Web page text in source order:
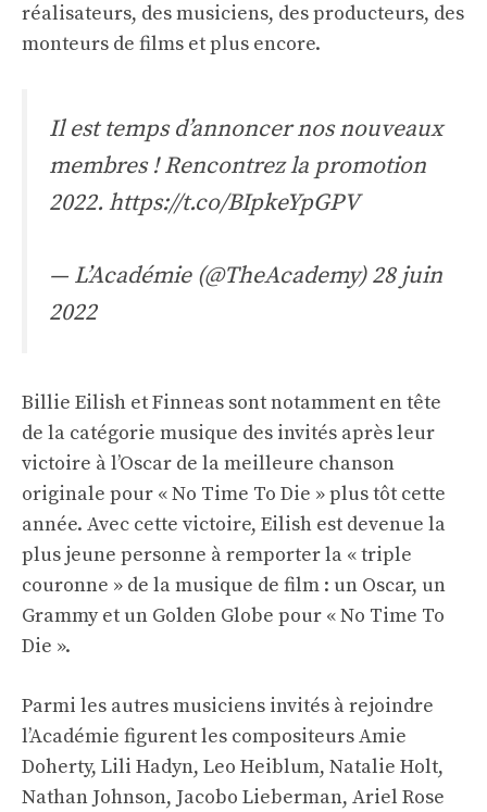
réalisateurs, des musiciens, des producteurs, des
monteurs de films et plus encore.
Il est temps d’annoncer nos nouveaux
membres ! Rencontrez la promotion
2022. https://t.co/BIpkeYpGPV
— L’Académie (@TheAcademy)28 juin
2022
Billie Eilish et Finneas sont notamment en tête
de la catégorie musique des invités après leur
victoire à l’Oscar de la meilleure chanson
originale pour « No Time To Die » plus tôt cette
année. Avec cette victoire, Eilish est devenue la
plus jeune personne à remporter la « triple
couronne » de la musique de film : un Oscar, un
Grammy et un Golden Globe pour « No Time To
Die ».
Parmi les autres musiciens invités à rejoindre
l’Académie figurent les compositeurs Amie
Doherty, Lili Hadyn, Leo Heiblum, Natalie Holt,
Nathan Johnson, Jacobo Lieberman, Ariel Rose